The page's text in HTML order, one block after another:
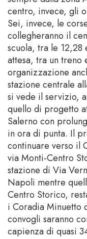
centro, invece, gli
Sei, invece, le
collegheranno il
scuola, tra le
attesa, tra un treno
organizzazione
stazione centrale
si vede il servizio,
quello di progetto
Salerno con
in ora di punta. Il
continuare verso il
via Monti-Centro
stazione di Via
Napoli mentre
Centro Storico,
i Coradia Minuetto
convogli saranno
capienza di quasi